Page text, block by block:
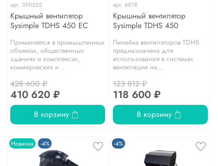
арт. 390552
Крышный вентилятор
Sysimple TDHS 450 EC
Применяется в промышленных
объектах, общественных
зданиях и комплексах,
коммерческих и...
428 600 ₽
410 620 ₽
В корзину
арт. 68TR
Крышный вентилятор
Sysimple TDHS 450
Линейка вентиляторов TDHS
предназначена для
использования в системах
вентиляции на...
123 812 ₽
118 600 ₽
В корзину
Новинка -4% -4%